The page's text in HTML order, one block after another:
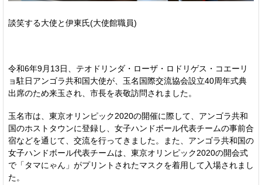
談笑する大使と伊東氏(大使館職員)
令和6年9月13日、テオドリンダ・ローザ・ロドリゲス・コエーリ
ョ駐日アンゴラ共和国大使が、玉名国際交流協会設立40周年式典
出席のため来玉され、市長を表敬訪問されました。
玉名市は、東京オリンピック2020の開催に際して、アンゴラ共和
国のホストタウンに登録し、女子ハンドボール代表チームの事前合
宿などを通じて、交流を行ってきました。また、アンゴラ共和国の
女子ハンドボール代表チームは、東京オリンピック2020の開会式
で「タマにゃん」がプリントされたマスクを着用して入場されまし
た。